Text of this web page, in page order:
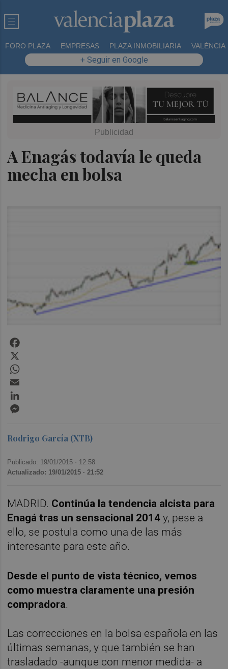
FORO PLAZA EMPRESAS PLAZA INMOBILIARIA VALÈNCIA
+ Seguir en Google
A Enagás todavía le queda
mecha en bolsa
Rodrigo García (XTB)
Publicado: 19/01/2015 · 12:58
Actualizado: 19/01/2015 · 21:52
MADRID. Continúa la tendencia alcista para
Enagá tras un sensacional 2014 y, pese a
ello, se postula como una de las más
interesante para este año.
Desde el punto de vista técnico, vemos
como muestra claramente una presión
compradora.
Las correcciones en la bolsa española en las
últimas semanas, y que también se han
trasladado -aunque con menor medida- a